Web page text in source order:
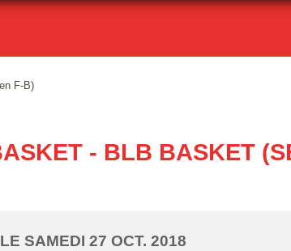
F-B)
- BLB BASKET
LE SAMEDI 27 OCT. 2018